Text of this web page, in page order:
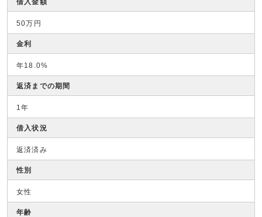
借入金額
50万円
金利
年18.0%
返済までの期間
1年
借入状況
返済済み
性別
女性
年齢